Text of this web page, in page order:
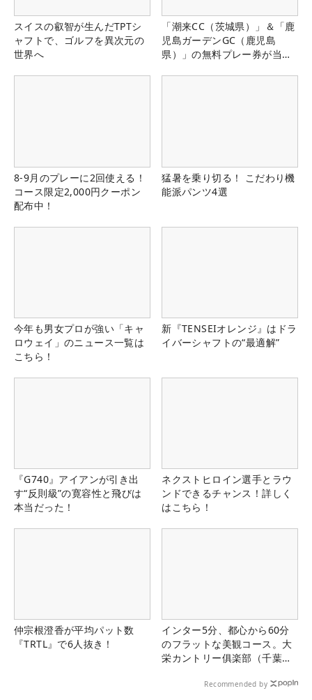
スイスの叡智が生んだTPTシ
ャフトで、ゴルフを異次元の
世界へ
「潮来CC（茨城県）」＆「鹿
児島ガーデンGC（鹿児島
県）」の無料プレー券が当た
8-9月のプレーに2回使える！
コース限定2,000円クーポン
配布中！
猛暑を乗り切る！ こだわり機
能派パンツ4選
今年も男女プロが強い「キャ
ロウェイ」のニュース一覧は
こちら！
新『TENSEIオレンジ』はドラ
イバーシャフトの“最適解”
『G740』アイアンが引き出
す“反則級”の寛容性と飛びは
本当だった！
ネクストヒロイン選手とラウ
ンドできるチャンス！詳しく
はこちら！
仲宗根澄香が平均パット数
『TRTL』で6人抜き！
インター5分、都心から60分
のフラットな美観コース。大
栄カントリー俱楽部（千葉
Recommended by